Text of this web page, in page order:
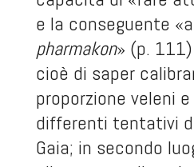
e la conseguente
pharmakon» (p.
cioè di saper
proporzione veleni
differenti tentativi
Gaia; in secondo